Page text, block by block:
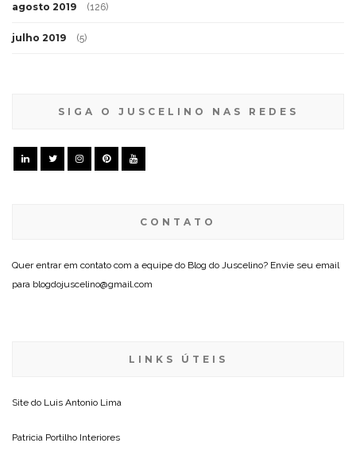
agosto 2019 (126)
julho 2019 (5)
SIGA O JUSCELINO NAS REDES
CONTATO
Quer entrar em contato com a equipe do Blog do Juscelino? Envie seu email
para blogdojuscelino@gmail.com
LINKS ÚTEIS
Site do Luis Antonio Lima
Patricia Portilho Interiores